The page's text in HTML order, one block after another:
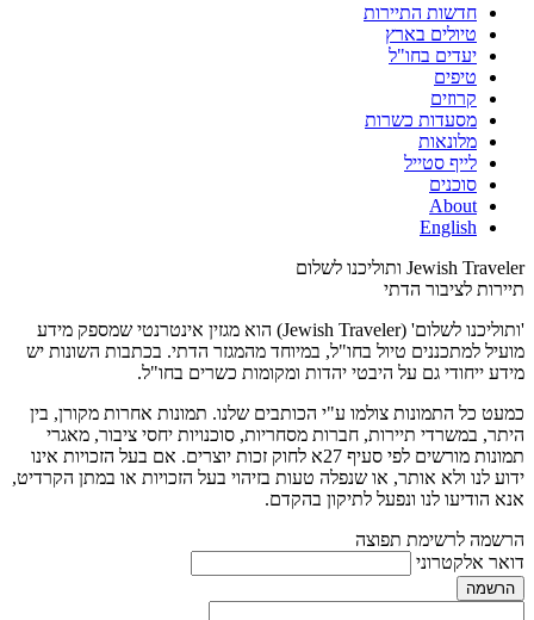
חדשות התיירות
טיולים בארץ
יעדים בחו"ל
טיפים
קרוזים
מסעדות כשרות
מלונאות
לייף סטייל
סוכנים
About
English
Jewish Traveler ותוליכנו לשלום
תיירות לציבור הדתי
'ותוליכנו לשלום' (Jewish Traveler) הוא מגזין אינטרנטי שמספק מידע
מועיל למתכננים טיול בחו"ל, במיוחד מהמגזר הדתי. בכתבות השונות יש
מידע ייחודי גם על היבטי יהדות ומקומות כשרים בחו"ל.
כמעט כל התמונות צולמו ע"י הכותבים שלנו. תמונות אחרות מקורן, בין
היתר, במשרדי תיירות, חברות מסחריות, סוכנויות יחסי ציבור, מאגרי
תמונות מורשים לפי סעיף 27א לחוק זכות יוצרים. אם בעל הזכויות אינו
ידוע לנו ולא אותר, או שנפלה טעות בזיהוי בעל הזכויות או במתן הקרדיט,
אנא הודיעו לנו ונפעל לתיקון בהקדם.
הרשמה לרשימת תפוצה
דואר אלקטרוני